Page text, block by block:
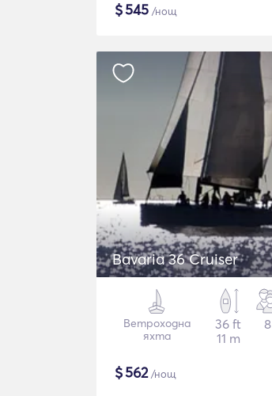
$545 /нощ
Bavaria 36 Cruiser
Ветроходна
яхта
36 ft
11 m
8
$562/нощ